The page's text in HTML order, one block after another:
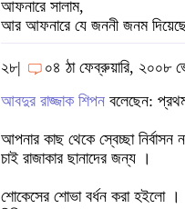
আফনারে সালাম,
আর আফনারে যে জননী জনম
২৮|
০৪ ঠা ফেব্রুয়ারি, ২০০৮
আবদুর রাজ্জাক শিপন বলেছেন:
আপনার কাছ থেকে স্বেচ্ছা নির্বাসন
চাই রাজাকার ছানাদের জন্য ।
শোকেসের শোভা বর্ধন করা হইলো ।